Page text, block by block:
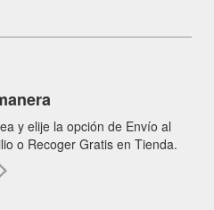
y elije la opción de Envío al
o Recoger Gratis en Tienda.